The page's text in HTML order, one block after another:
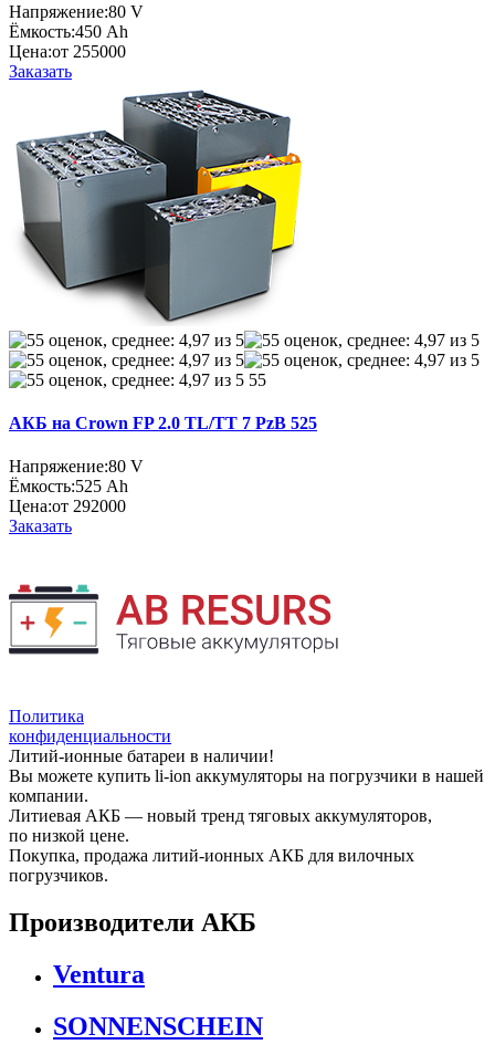
Напряжение:80 V
Ёмкость:450 Ah
Цена:от 255000
Заказать
55
АКБ на Crown FP 2.0 TL/TT 7 PzB 525
Напряжение:80 V
Ёмкость:525 Ah
Цена:от 292000
Заказать
Политика
конфиденциальности
Литий-ионные батареи в наличии!
Вы можете купить li-ion аккумуляторы на погрузчики в нашей
компании.
Литиевая АКБ — новый тренд тяговых аккумуляторов,
по низкой цене.
Покупка, продажа литий-ионных АКБ для вилочных
погрузчиков.
Производители АКБ
Ventura
SONNENSCHEIN